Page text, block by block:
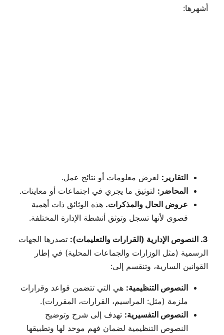
أشهرها:
التقارير: لعرض معلومات أو نتائج عمل.
المحاضر: لتوثيق ما يجري في اجتماعات أو معاينات.
عروض الحال والمذكرات. هذه الوثائق ذات أهمية
قصوى لأنها تسجل وتوثق أنشطة الإدارة المختلفة.
3. النصوص الإدارية (القرارات والتعليمات):
تصدرها الجهات
الرسمية (مثل الوزارات والجماعات المحلية) في إطار
القوانين السارية، وتنقسم إلى:
النصوص التنظيمية: هي التي تتضمن قواعد وقرارات
ملزمة (مثل: المراسيم، القرارات، المقررات).
النصوص التفسيرية: تهدف إلى شرح وتوضيح
النصوص التنظيمية لضمان فهم موحد لها وتطبيقها